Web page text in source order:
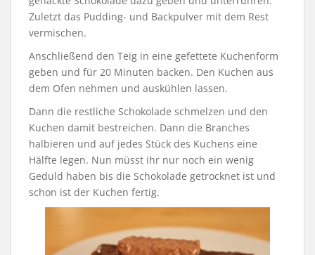
Zuletzt das Pudding- und Backpulver mit dem Rest
vermischen.
Anschließend den Teig in eine gefettete Kuchenform
geben und für 20 Minuten backen. Den Kuchen aus
dem Ofen nehmen und auskühlen lassen.
Dann die restliche Schokolade schmelzen und den
Kuchen damit bestreichen. Dann die Branches
halbieren und auf jedes Stück des Kuchens eine
Hälfte legen. Nun müsst ihr nur noch ein wenig
Geduld haben bis die Schokolade getrocknet ist und
schon ist der Kuchen fertig.